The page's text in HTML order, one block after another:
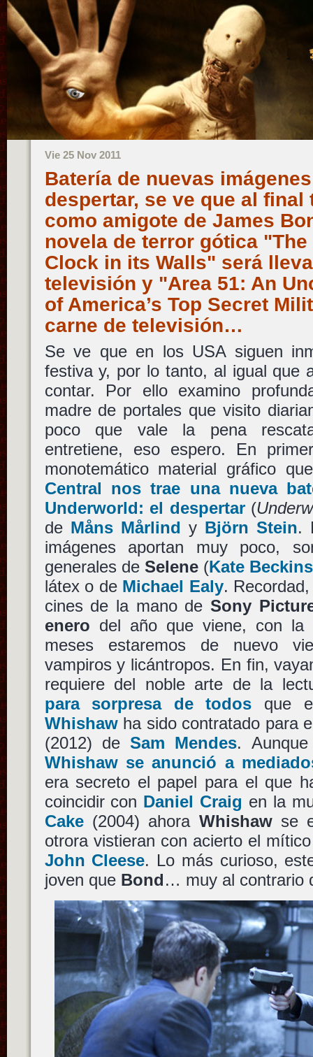
Vie 25 Nov 2011
Batería de nuevas
despertar, se ve que al final
como amigote de James
novela de terror gótica "The
Clock in its Walls" será
televisión y "Area 51: An
of America’s Top Secret
carne de televisión…
Se ve que en los USA siguen
festiva y, por lo tanto, al igual que
contar. Por ello examino
madre de portales que visito
poco que vale la pena
entretiene, eso espero. En
monotemático material gráfico
Central nos trae una nueva
Underworld: el despertar(
de Måns Mårlind y Björn Stein.
imágenes aportan muy poco,
generales de Selene(Kate
látex o de Michael Ealy.
cines de la mano deSony
enero del año que viene, con
meses estaremos de nuevo
vampiros y licántropos. En fin,
requiere del noble arte de la
para sorpresa de todos que
Whishawha sido contratado para
(2012) deSam Mendes.
Whishaw se anunció a
era secreto el papel para el que
coincidir con Daniel Craig en la
Cake(2004) ahora Whishawse
otrora vistieran con acierto el
John Cleese. Lo más curioso,
joven que Bond… muy al contrario